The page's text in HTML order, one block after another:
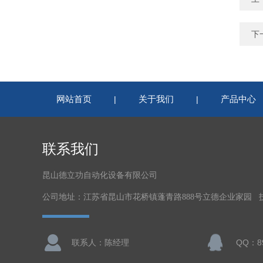
下
网站首页 | 关于我们 | 产品中心
联系我们
昆山德立功自动化设备有限公司
公司地址：江苏省昆山市花桥镇蓬青路888号立德企业家园
联系人：陈经理 QQ：